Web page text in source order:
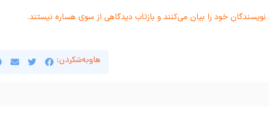
خود را بیان می‌کنند و بازتاب دیدگاهی از سوی هساره نیستند.
هاوبەشکردن: